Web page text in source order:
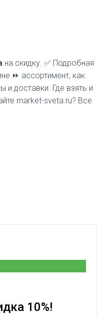
на скидку. ✅ Подробная
⏩ ассортимент, как
и доставки. Где взять и
market-sveta.ru? Все
10%!